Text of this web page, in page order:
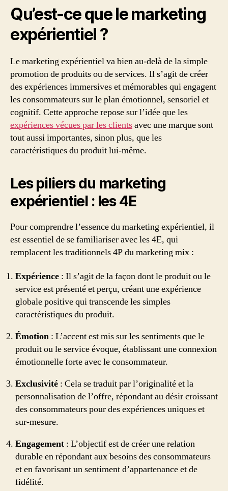
Qu’est-ce que le marketing
expérientiel ?
Le marketing expérientiel va bien au-delà de la simple
promotion de produits ou de services. Il s’agit de créer
des expériences immersives et mémorables qui engagent
les consommateurs sur le plan émotionnel, sensoriel et
cognitif. Cette approche repose sur l’idée que les
expériences vécues par les clientsavec une marque sont
tout aussi importantes, sinon plus, que les
caractéristiques du produit lui-même.
Les piliers du marketing
expérientiel : les 4E
Pour comprendre l’essence du marketing expérientiel, il
est essentiel de se familiariser avec les 4E, qui
remplacent les traditionnels 4P du marketing mix :
Expérience : Il s’agit de la façon dont le produit ou le
service est présenté et perçu, créant une expérience
globale positive qui transcende les simples
caractéristiques du produit.
Émotion : L’accent est mis sur les sentiments que le
produit ou le service évoque, établissant une connexion
émotionnelle forte avec le consommateur.
Exclusivité : Cela se traduit par l’originalité et la
personnalisation de l’offre, répondant au désir croissant
des consommateurs pour des expériences uniques et
sur-mesure.
Engagement : L’objectif est de créer une relation
durable en répondant aux besoins des consommateurs
et en favorisant un sentiment d’appartenance et de
fidélité.